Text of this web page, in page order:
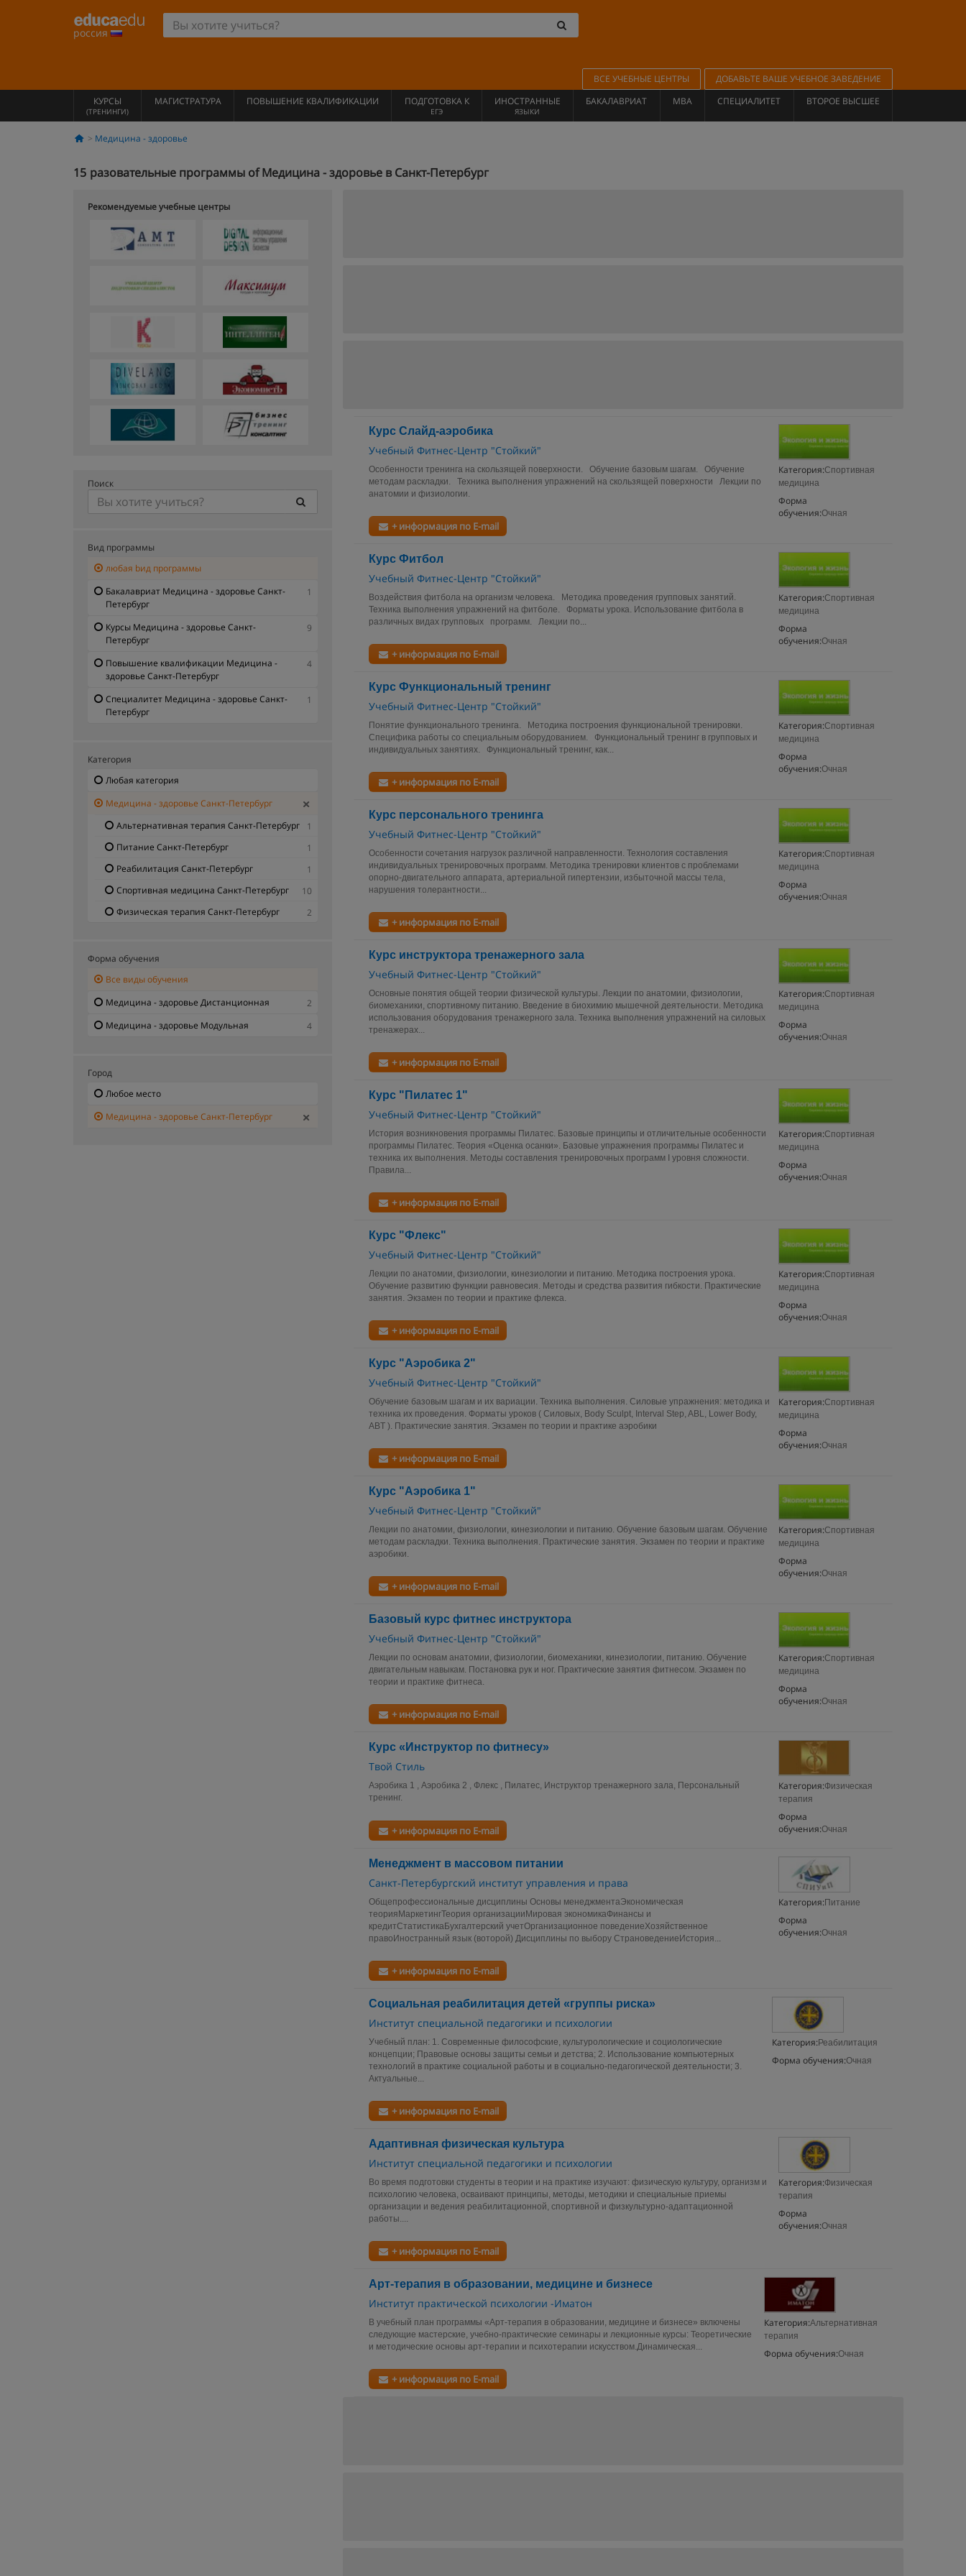
россия
ВСЕ УЧЕБНЫЕ ЦЕНТРЫ
ДОБАВЬТЕ ВАШЕ УЧЕБНОЕ ЗАВЕДЕНИЕ
КУРСЫ
(ТРЕНИНГИ)
МАГИСТРАТУРА ПОВЫШЕНИЕ КВАЛИФИКАЦИИ ПОДГОТОВКА К
ЕГЭ
ИНОСТРАННЫЕ
ЯЗЫКИ
БАКАЛАВРИАТ MBA СПЕЦИАЛИТЕТ ВТОРОЕ ВЫСШЕЕ
Медицина - здоровье
15 разовательные программы of Медицина - здоровье в Санкт-Петербург
Курс Слайд-аэробика
Учебный Фитнес-Центр "Стойкий"
Категория:Спортивная
медицина
Форма
обучения:Очная
Особенности тренинга на скользящей поверхности. Обучение базовым шагам. Обучение
методам раскладки. Техника выполнения упражнений на скользящей поверхности Лекции по
анатомии и физиологии.
+ информация по E-mail
Курс Фитбол
Учебный Фитнес-Центр "Стойкий"
Категория:Спортивная
медицина
Форма
обучения:Очная
Воздействия фитбола на организм человека. Методика проведения групповых занятий.
Техника выполнения упражнений на фитболе. Форматы урока. Использование фитбола в
различных видах групповых программ. Лекции по...
+ информация по E-mail
Курс Функциональный тренинг
Учебный Фитнес-Центр "Стойкий"
Категория:Спортивная
медицина
Форма
обучения:Очная
Понятие функционального тренинга. Методика построения функциональной тренировки.
Специфика работы со специальным оборудованием. Функциональный тренинг в групповых и
индивидуальных занятиях. Функциональный тренинг, как...
+ информация по E-mail
Курс персонального тренинга
Учебный Фитнес-Центр "Стойкий"
Категория:Спортивная
медицина
Форма
обучения:Очная
Особенности сочетания нагрузок различной направленности. Технология составления
индивидуальных тренировочных программ. Методика тренировки клиентов с проблемами
опорно-двигательного аппарата, артериальной гипертензии, избыточной массы тела,
нарушения толерантности...
+ информация по E-mail
Курс инструктора тренажерного зала
Учебный Фитнес-Центр "Стойкий"
Категория:Спортивная
медицина
Форма
обучения:Очная
Основные понятия общей теории физической культуры. Лекции по анатомии, физиологии,
биомеханики, спортивному питанию. Введение в биохимию мышечной деятельности. Методика
использования оборудования тренажерного зала. Техника выполнения упражнений на силовых
тренажерах...
+ информация по E-mail
Курс "Пилатес 1"
Учебный Фитнес-Центр "Стойкий"
Категория:Спортивная
медицина
Форма
обучения:Очная
История возникновения программы Пилатес. Базовые принципы и отличительные особенности
программы Пилатес. Теория «Оценка осанки». Базовые упражнения программы Пилатес и
техника их выполнения. Методы составления тренировочных программ I уровня сложности.
Правила...
+ информация по E-mail
Курс "Флекс"
Учебный Фитнес-Центр "Стойкий"
Категория:Спортивная
медицина
Форма
обучения:Очная
Лекции по анатомии, физиологии, кинезиологии и питанию. Методика построения урока.
Обучение развитию функции равновесия. Методы и средства развития гибкости. Практические
занятия. Экзамен по теории и практике флекса.
+ информация по E-mail
Курс "Аэробика 2"
Учебный Фитнес-Центр "Стойкий"
Категория:Спортивная
медицина
Форма
обучения:Очная
Обучение базовым шагам и их вариации. Техника выполнения. Силовые упражнения: методика и
техника их проведения. Форматы уроков ( Силовыx, Body Sculpt, Interval Step, ABL, Lower Body,
ABT ). Практические занятия. Экзамен по теории и практике аэробики
+ информация по E-mail
Курс "Аэробика 1"
Учебный Фитнес-Центр "Стойкий"
Категория:Спортивная
медицина
Форма
обучения:Очная
Лекции по анатомии, физиологии, кинезиологии и питанию. Обучение базовым шагам. Обучение
методам раскладки. Техника выполнения. Практические занятия. Экзамен по теории и практике
аэробики.
+ информация по E-mail
Базовый курс фитнес инструктора
Учебный Фитнес-Центр "Стойкий"
Категория:Спортивная
медицина
Форма
обучения:Очная
Лекции по основам анатомии, физиологии, биомеханики, кинезиологии, питанию. Обучение
двигательным навыкам. Постановка рук и ног. Практические занятия фитнесом. Экзамен по
теории и практике фитнеса.
+ информация по E-mail
Курс «Инструктор по фитнесу»
Твой Стиль
Категория:Физическая
терапия
Форма
обучения:Очная
Аэробика 1 , Аэробика 2 , Флекс , Пилатес, Инструктор тренажерного зала, Персональный
тренинг.
+ информация по E-mail
Менеджмент в массовом питании
Санкт-Петербургский институт управления и права
Категория: Питание
Форма
обучения:Очная
Общепрофессиональные дисциплины Основы менеджментаЭкономическая
теорияМаркетингТеория организацииМировая экономикаФинансы и
кредитСтатистикаБухгалтерский учетОрганизационное поведениеХозяйственное
правоИностранный язык (воторой) Дисциплины по выбору СтрановедениеИстория...
+ информация по E-mail
Социальная реабилитация детей «группы риска»
Институт специальной педагогики и психологии
Категория: Реабилитация
Форма обучения:Очная
Учебный план: 1. Современные философские, культурологические и социологические
концепции; Правовые основы защиты семьи и детства; 2. Использование компьютерных
технологий в практике социальной работы и в социально-педагогической деятельности; 3.
Актуальные...
+ информация по E-mail
Адаптивная физическая культура
Институт специальной педагогики и психологии
Категория:Физическая
терапия
Форма
обучения:Очная
Во время подготовки студенты в теории и на практике изучают: физическую культуру, организм и
психологию человека, осваивают принципы, методы, методики и специальные приемы
организации и ведения реабилитационной, спортивной и физкультурно-адаптационной
работы....
+ информация по E-mail
Арт-терапия в образовании, медицине и бизнесе
Институт практической психологии -Иматон
Категория:Альтернативная
терапия
Форма обучения:Очная
В учебный план программы «Арт-терапия в образовании, медицине и бизнесе» включены
следующие мастерские, учебно-практические семинары и лекционные курсы: Теоретические
и методические основы арт-терапии и психотерапии искусством.Динамическая...
+ информация по E-mail
Рекомендуемые учебные центры
Поиск
Вид программы
любая bид программы
Бакалавриат Медицина - здоровье Санкт-
Петербург
1
Курсы Медицина - здоровье Санкт-
Петербург
9
Повышение квалификации Медицина -
здоровье Санкт-Петербург
4
Специалитет Медицина - здоровье Санкт-
Петербург
1
Категория
Любая категория
Медицина - здоровье Санкт-Петербург
Альтернативная терапия Санкт-Петербург
1
Питание Санкт-Петербург
1
Реабилитация Санкт-Петербург
1
Спортивная медицина Санкт-Петербург
10
Физическая терапия Санкт-Петербург
2
Форма обучения
Все виды обучения
Медицина - здоровье Дистанционная
2
Медицина - здоровье Модульная
4
Город
Любое место
Медицина - здоровье Санкт-Петербург